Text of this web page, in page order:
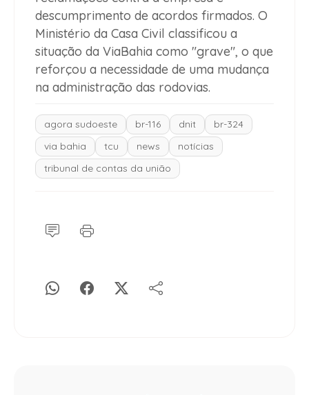
descumprimento de acordos firmados. O
Ministério da Casa Civil classificou a
situação da ViaBahia como "grave", o que
reforçou a necessidade de uma mudança
na administração das rodovias.
agora sudoeste br-116 dnit
br-324
via bahia
tcu news
notícias
tribunal de contas da união